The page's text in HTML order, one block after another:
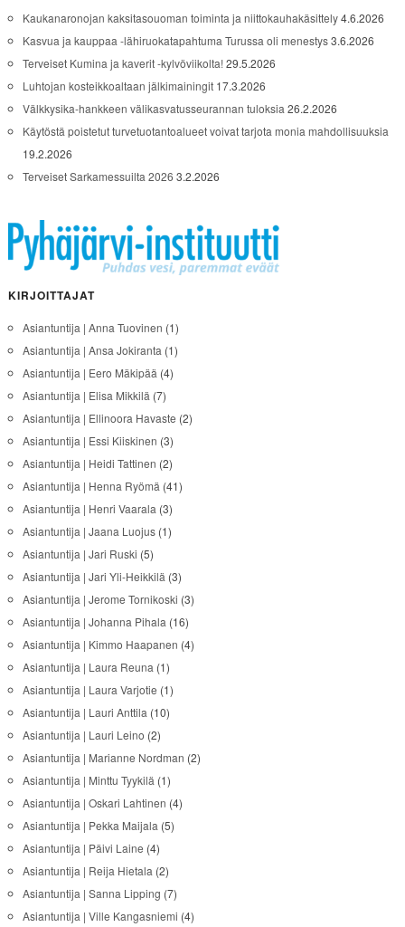
Kaukanaronojan kaksitasouoman toiminta ja niittokauhakäsittely4.6.2026
Kasvua ja kauppaa -lähiruokatapahtuma Turussa oli menestys3.6.2026
Terveiset Kumina ja kaverit -kylvöviikolta!29.5.2026
Luhtojan kosteikkoaltaan jälkimainingit 17.3.2026
Välkkysika-hankkeen välikasvatusseurannan tuloksia 26.2.2026
Käytöstä poistetut turvetuotantoalueet voivat tarjota monia mahdollisuuksia
19.2.2026
Terveiset Sarkamessuilta 2026 3.2.2026
KIRJOITTAJAT
Asiantuntija | Anna Tuovinen (1)
Asiantuntija | Ansa Jokiranta (1)
Asiantuntija | Eero Mäkipää (4)
Asiantuntija | Elisa Mikkilä (7)
Asiantuntija | Ellinoora Havaste (2)
Asiantuntija | Essi Kiiskinen (3)
Asiantuntija | Heidi Tattinen (2)
Asiantuntija | Henna Ryömä (41)
Asiantuntija | Henri Vaarala (3)
Asiantuntija | Jaana Luojus(1)
Asiantuntija | Jari Ruski (5)
Asiantuntija | Jari Yli-Heikkilä (3)
Asiantuntija | Jerome Tornikoski (3)
Asiantuntija | Johanna Pihala (16)
Asiantuntija | Kimmo Haapanen (4)
Asiantuntija | Laura Reuna (1)
Asiantuntija | Laura Varjotie (1)
Asiantuntija | Lauri Anttila (10)
Asiantuntija | Lauri Leino (2)
Asiantuntija | Marianne Nordman (2)
Asiantuntija | Minttu Tyykilä (1)
Asiantuntija | Oskari Lahtinen (4)
Asiantuntija | Pekka Maijala (5)
Asiantuntija | Päivi Laine (4)
Asiantuntija | Reija Hietala (2)
Asiantuntija | Sanna Lipping (7)
Asiantuntija | Ville Kangasniemi (4)